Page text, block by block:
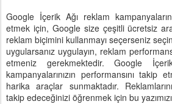
Google İçerik Ağı reklam
etmek için, Google size çeşitli ücretsiz
reklam biçimini kullanmayı seçerseniz
uygularsanız uygulayın, reklam
etmeniz gerekmektedir. Google
kampanyalarınızın performansını takip
harika araçlar sunmaktadır.
takip edeceğinizi öğrenmek için bu